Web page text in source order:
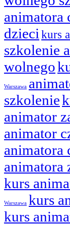
animatora
dzieci kurs
szkolenie
wolnego
Warszawa
szkolenie
animator
animator
animatora
animatora
kurs
Warszawa kurs
kurs